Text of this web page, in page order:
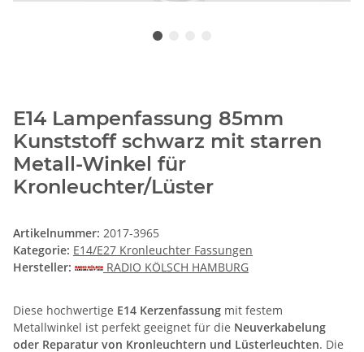
E14 Lampenfassung 85mm
Kunststoff schwarz mit starren
Metall-Winkel für
Kronleuchter/Lüster
Artikelnummer: 2017-3965
Kategorie: E14/E27 Kronleuchter Fassungen
Hersteller:
RADIO KÖLSCH HAMBURG
Diese hochwertige E14 Kerzenfassung mit festem
Metallwinkel ist perfekt geeignet für die Neuverkabelung
oder Reparatur von Kronleuchtern und Lüsterleuchten. Die